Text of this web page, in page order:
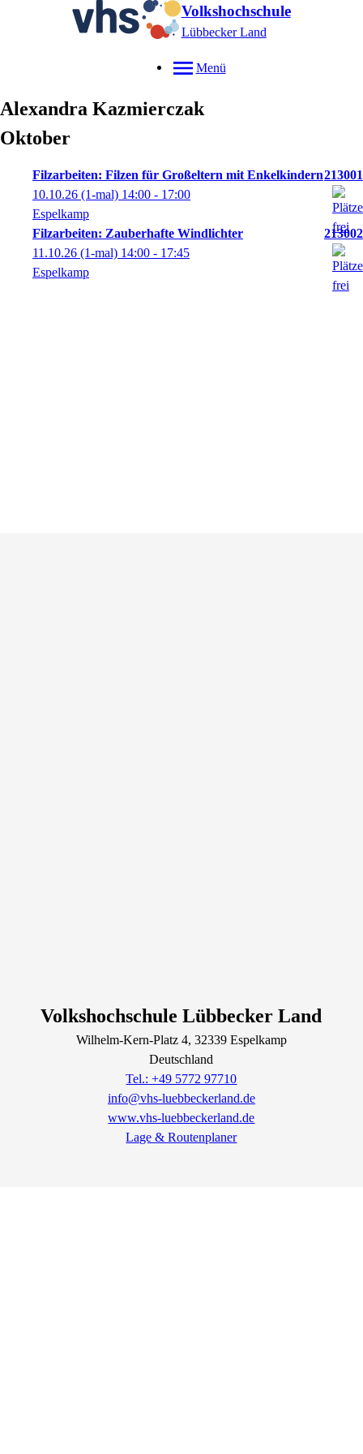
Volkshochschule
Lübbecker Land
Menü
Alexandra Kazmierczak
Oktober
Filzarbeiten: Filzen für Großeltern mit Enkelkindern213001
10.10.26 (1-mal) 14:00 - 17:00
Espelkamp
Filzarbeiten: Zauberhafte Windlichter
213002
11.10.26 (1-mal) 14:00 - 17:45
Espelkamp
Volkshochschule Lübbecker Land
Wilhelm-Kern-Platz4, 32339 Espelkamp
Deutschland
Tel.: +49 5772 97710
info@vhs-luebbeckerland.de
www.vhs-luebbeckerland.de
Lage & Routenplaner